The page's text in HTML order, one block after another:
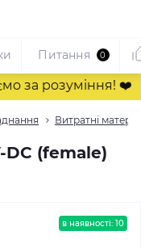
за розуміння! ❤️
Витратні
(female)
Питання 0
в наявності: 10